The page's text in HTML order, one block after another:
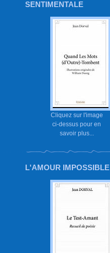
SENTIMENTALE
Cliquez sur l'image
ci-dessus pour en
savoir plus...
L'AMOUR IMPOSSIBLE